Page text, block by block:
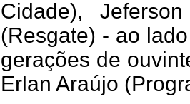
Cidade),
(Resgate) - ao
gerações de
Erlan Araújo